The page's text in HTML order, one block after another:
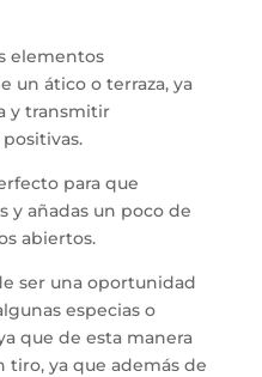
elementos
un ático o terraza, ya
y transmitir
para que
y añadas un poco de
abiertos.
ser una oportunidad
especias o
que de esta manera
tiro, ya que además de